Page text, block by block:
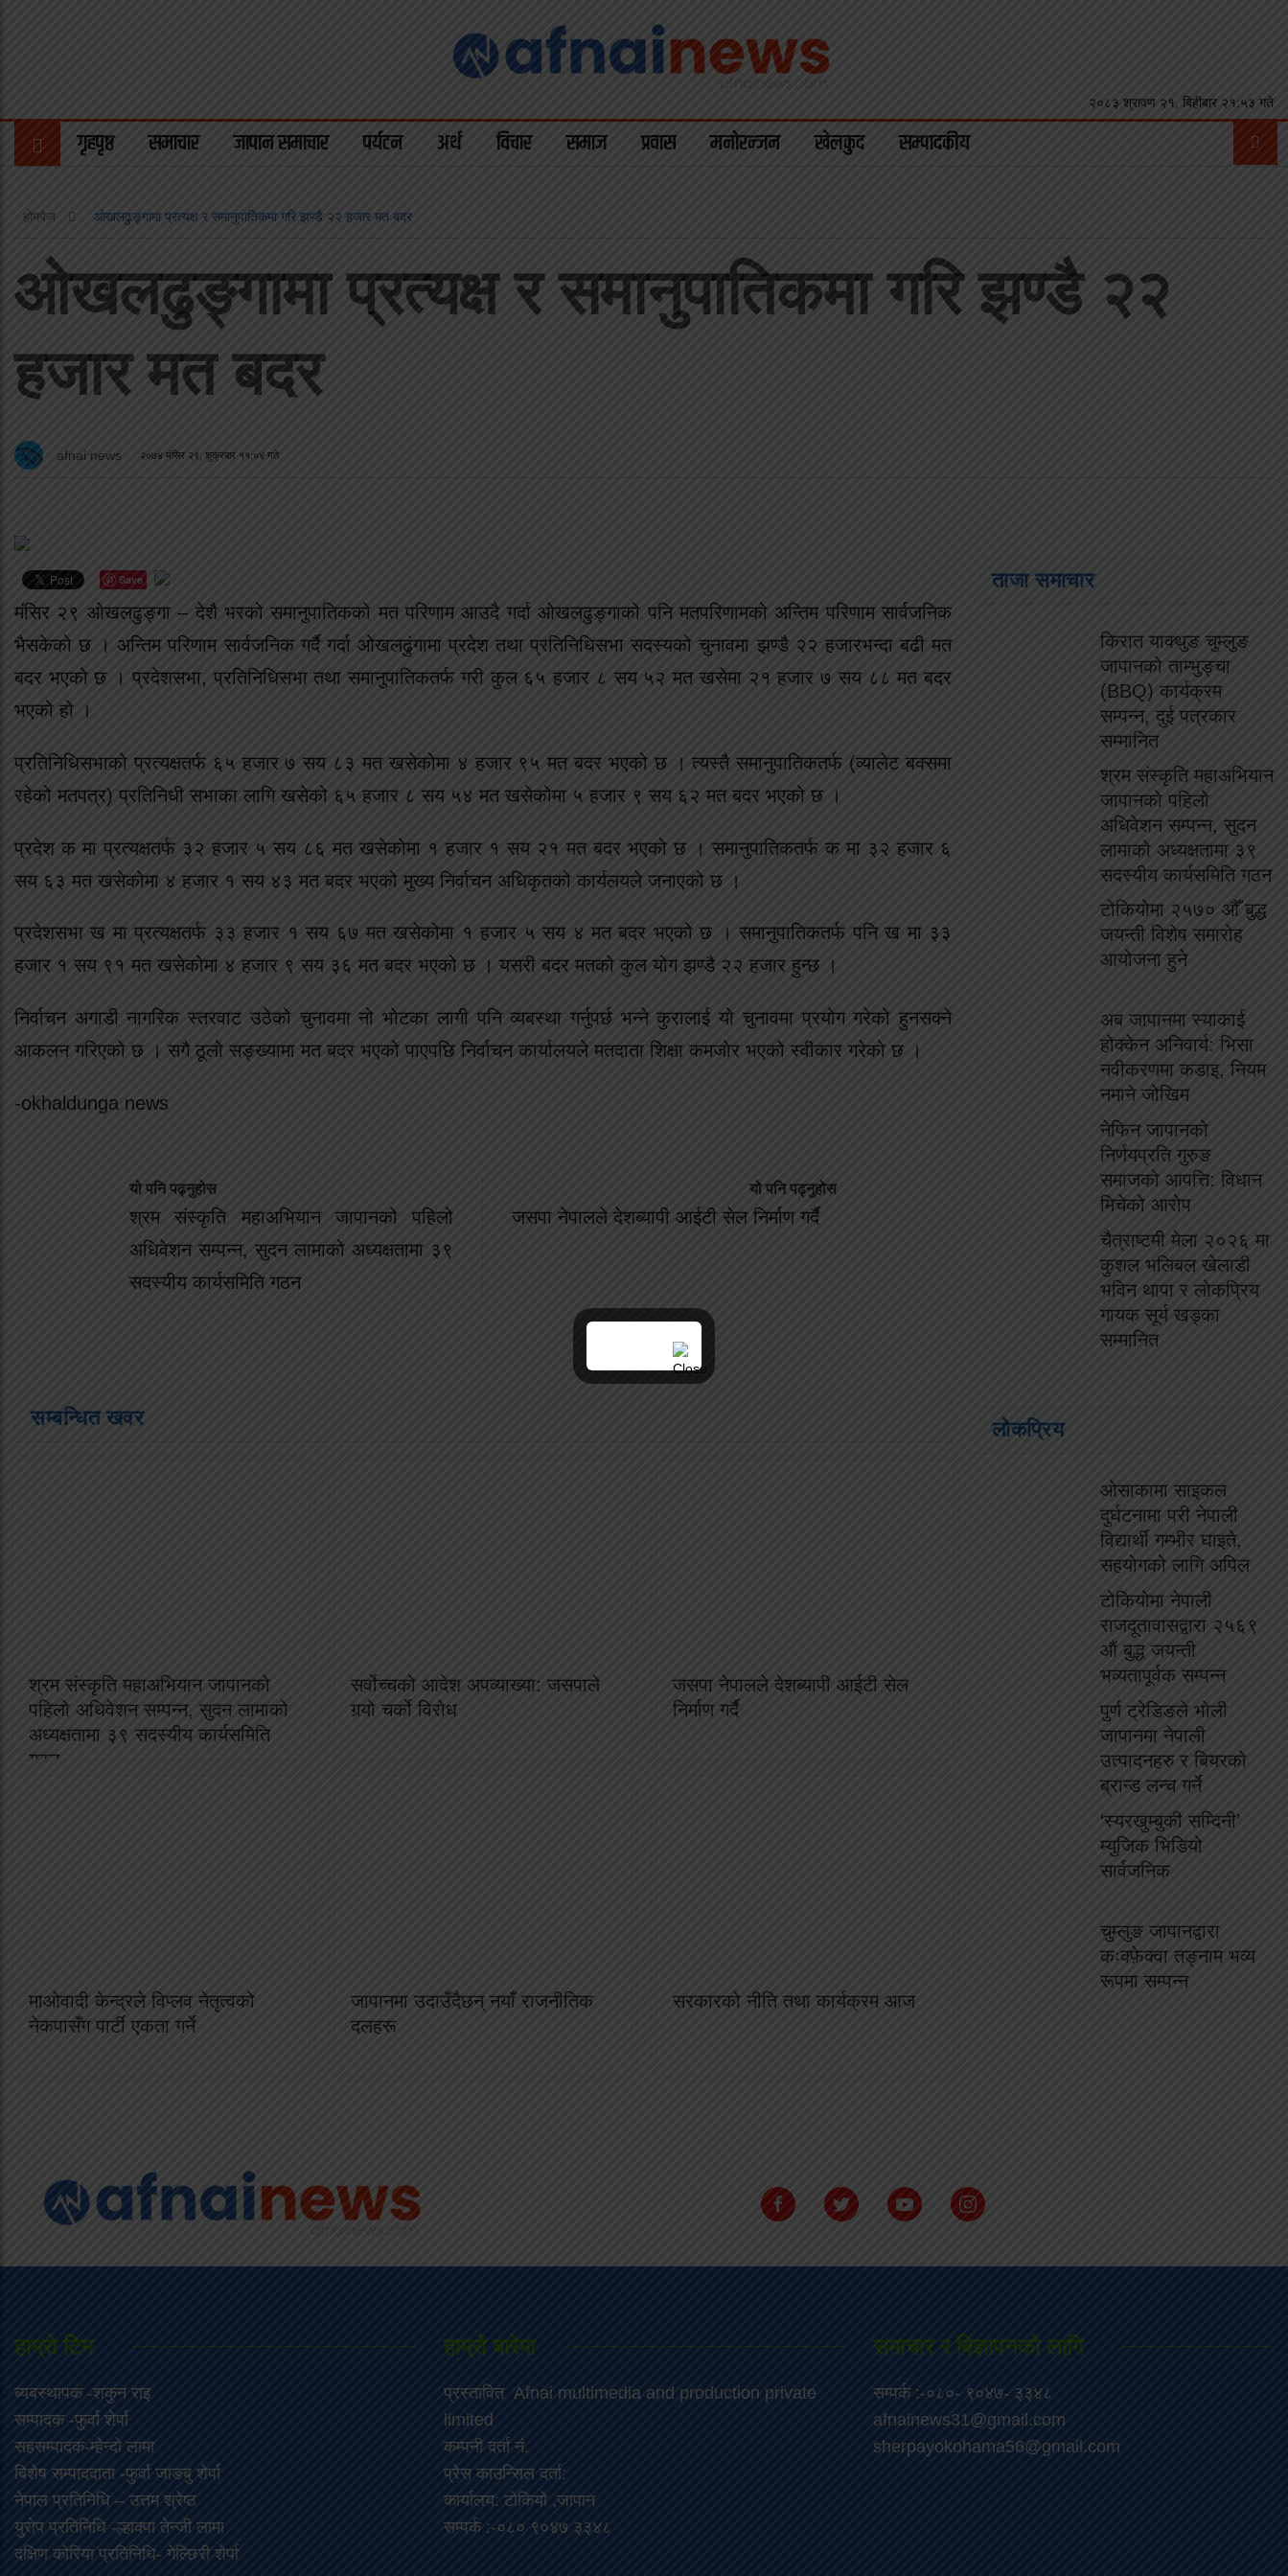
२०८३ श्रावण २१, बिहीबार २१:५३ गते
गृहपृष्ठ समाचार जापान समाचार पर्यटन अर्थ विचार समाज प्रवास मनोरन्जन खेलकुद सम्पादकीय
होमपेज ओखलढुङ्गामा प्रत्यक्ष र समानुपातिकमा गरि झण्डै २२ हजार मत बदर
ओखलढुङ्गामा प्रत्यक्ष र समानुपातिकमा गरि झण्डै २२
हजार मत बदर
afnai news २०७४ मंसिर २९, शुक्रबार ११:०४ गते
Save
मंसिर २९ ओखलढुङ्गा – देशै भरको समानुपातिकको मत परिणाम आउदै गर्दा ओखलढुङ्गाको पनि मतपरिणामको अन्तिम परिणाम सार्वजनिक
भैसकेको छ । अन्तिम परिणाम सार्वजनिक गर्दै गर्दा ओखलढुंगामा प्रदेश तथा प्रतिनिधिसभा सदस्यको चुनावमा झण्डै २२ हजारभन्दा बढी मत
बदर भएको छ । प्रदेशसभा, प्रतिनिधिसभा तथा समानुपातिकतर्फ गरी कुल ६५ हजार ८ सय ५२ मत खसेमा २१ हजार ७ सय ८८ मत बदर
भएको हो ।
प्रतिनिधिसभाको प्रत्यक्षतर्फ ६५ हजार ७ सय ८३ मत खसेकोमा ४ हजार ९५ मत बदर भएको छ । त्यस्तै समानुपातिकतर्फ (व्यालेट बक्समा
रहेको मतपत्र) प्रतिनिधी सभाका लागि खसेको ६५ हजार ८ सय ५४ मत खसेकोमा ५ हजार ९ सय ६२ मत बदर भएको छ ।
प्रदेश क मा प्रत्यक्षतर्फ ३२ हजार ५ सय ८६ मत खसेकोमा १ हजार १ सय २१ मत बदर भएको छ । समानुपातिकतर्फ क मा ३२ हजार ६
सय ६३ मत खसेकोमा ४ हजार १ सय ४३ मत बदर भएको मुख्य निर्वाचन अधिकृतको कार्यलयले जनाएको छ ।
प्रदेशसभा ख मा प्रत्यक्षतर्फ ३३ हजार १ सय ६७ मत खसेकोमा १ हजार ५ सय ४ मत बदर भएको छ । समानुपातिकतर्फ पनि ख मा ३३
हजार १ सय ९१ मत खसेकोमा ४ हजार ९ सय ३६ मत बदर भएको छ । यसरी बदर मतको कुल योग झण्डै २२ हजार हुन्छ ।
निर्वाचन अगाडी नागरिक स्तरवाट उठेको चुनावमा नो भोटका लागी पनि व्यबस्था गर्नुपर्छ भन्ने कुरालाई यो चुनावमा प्रयोग गरेको हुनसक्ने
आकलन गरिएको छ । सगै ठूलो सङ्ख्यामा मत बदर भएको पाएपछि निर्वाचन कार्यालयले मतदाता शिक्षा कमजोर भएको स्वीकार गरेको छ ।
-okhaldunga news
यो पनि पढ्नुहोस
श्रम संस्कृति महाअभियान जापानको पहिलो
अधिवेशन सम्पन्न, सुदन लामाको अध्यक्षतामा ३९
सदस्यीय कार्यसमिति गठन
यो पनि पढ्नुहोस
जसपा नेपालले देशब्यापी आईटी सेल निर्माण गर्दै
सम्बन्धित खवर
श्रम संस्कृति महाअभियान जापानको
पहिलो अधिवेशन सम्पन्न, सुदन लामाको
अध्यक्षतामा ३९ सदस्यीय कार्यसमिति
गठन
सर्वोच्चको आदेश अपव्याख्या: जसपाले
गर्‍यो चर्को विरोध
जसपा नेपालले देशब्यापी आईटी सेल
निर्माण गर्दै
माओवादी केन्द्रले विप्लव नेतृत्वको
नेकपासँग पार्टी एकता गर्ने
जापानमा उदाउँदैछन् नयाँ राजनीतिक
दलहरू
सरकारको नीति तथा कार्यक्रम आज
ताजा समाचार
किरात याक्थुङ चुम्लुङ
जापानको ताम्भुङ्चा
(BBQ) कार्यक्रम
सम्पन्न, दुई पत्रकार
सम्मानित
श्रम संस्कृति महाअभियान
जापानको पहिलो
अधिवेशन सम्पन्न, सुदन
लामाको अध्यक्षतामा ३९
सदस्यीय कार्यसमिति गठन
टोकियोमा २५७० औँ बुद्ध
जयन्ती विशेष समारोह
आयोजना हुने
अब जापानमा स्याकाई
होक्केन अनिवार्य: भिसा
नवीकरणमा कडाइ, नियम
नमाने जोखिम
नेफिन जापानको
निर्णयप्रति गुरुङ
समाजको आपत्ति: विधान
मिचेको आरोप
चैत्राष्टमी मेला २०२६ मा
कुशल भलिबल खेलाडी
भविन थापा र लोकप्रिय
गायक सूर्य खड्का
सम्मानित
लोकप्रिय
ओसाकामा साइकल
दुर्घटनामा परी नेपाली
विद्यार्थी गम्भीर घाइते,
सहयोगको लागि अपिल
टोकियोमा नेपाली
राजदूतावासद्वारा २५६९
औं बुद्ध जयन्ती
भव्यतापूर्वक सम्पन्न
पुर्ण ट्रेडिङले भोली
जापानमा नेपाली
उत्पादनहरु र बियरको
ब्रान्ड लन्च गर्ने
‘स्यरखुम्बुकी सम्दिनी’
म्युजिक भिडियो
सार्वजनिक
चुम्लुङ जापानद्वारा
कःक्फ़ेक्वा तङ्नाम भव्य
रूपमा सम्पन्न
हाम्राे टिम
ब्यबस्थापक -शकुन राइ
सम्पादक -फुर्वा शेर्पा
सहसम्पादक-म्हेन्दो लामा
‍बिशेष सम्पाददाता -फुर्वा जा‌ङबु शेर्पा
नेपाल प्रतिनिधि – उत्तम श्रेष्ठ
युरोप प्रतिनिधि -ल्हाक्पा तेन्जी लामा
दक्षिण कोरिया प्रतिनिधि- गेल्छिरी शेर्पा
हाम्रो बारेमा
प्रस्तावित Afnai multimedia and production private
limited
कम्पनी दर्ता नं.
प्रेस काउन्सिल दर्ता:
कार्यालय: टोकियो ,जापान
सम्पर्क :-०८० ९०४७ ३३४८
समाचार र बिज्ञापनको लागि
सम्पर्क :-०८०- ९०४७- ३३४८
afnainews31@gmail.com
sherpayokohama56@gmail.com